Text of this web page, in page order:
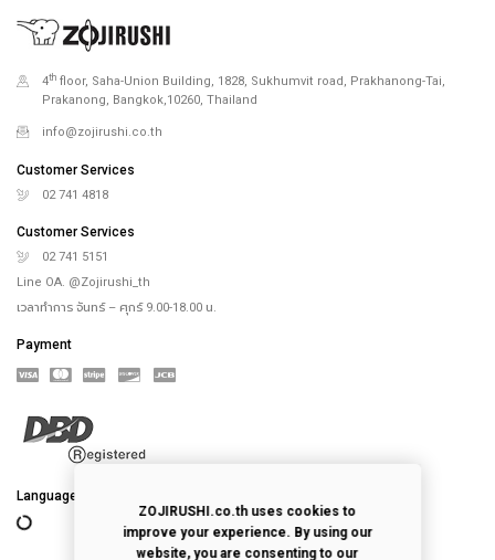
4th floor, Saha-Union Building, 1828, Sukhumvit road, Prakhanong-Tai,
Prakanong, Bangkok,10260, Thailand
info@zojirushi.co.th
Customer Services
02 741 4818
Customer Services
02 741 5151
Line OA. @Zojirushi_th
เวลาทำการ จันทร์ – ศุกร์ 9.00-18.00 น.
Payment
Language
ZOJIRUSHI.co.th uses cookies to
improve your experience. By using our
website, you are consenting to our